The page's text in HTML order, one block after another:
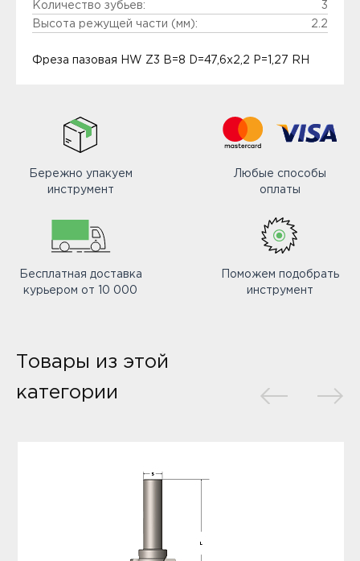
Количество зубьев:
3
Высота режущей части (мм):
2.2
Фреза пазовая HW Z3 B=8 D=47,6x2,2 P=1,27 RH
Бережно упакуем
инструмент
Любые способы
оплаты
Бесплатная доставка
курьером от 10 000
Поможем подобрать
инструмент
Товары из этой
категории